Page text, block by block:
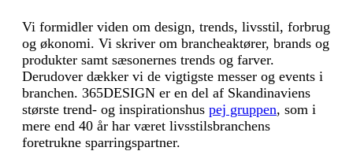
Vi formidler viden om design, trends, livsstil, forbrug
og økonomi. Vi skriver om brancheaktører, brands og
produkter samt sæsonernes trends og farver.
Derudover dækker vi de vigtigste messer og events i
branchen. 365DESIGN er en del af Skandinaviens
største trend- og inspirationshus pej gruppen, som i
mere end 40 år har været livsstilsbranchens
foretrukne sparringspartner.